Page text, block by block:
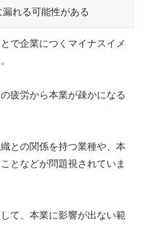
れる可能性がある
で企業につくマイナスイメ
疲労から本業が疎かになる
との関係を持つ業種や、本
となどが問題視されていま
て、本業に影響が出ない範